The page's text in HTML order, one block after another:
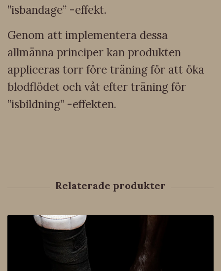
”isbandage” -effekt.
Genom att implementera dessa
allmänna principer kan produkten
appliceras torr före träning för att öka
blodflödet och våt efter träning för
”isbildning” -effekten.